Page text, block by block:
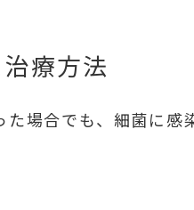
療方法
た場合でも、細菌に感